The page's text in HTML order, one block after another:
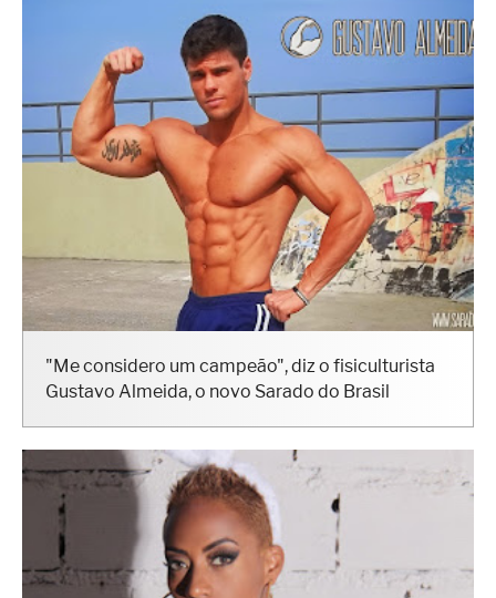
"Me considero um campeão", diz o fisiculturista
Gustavo Almeida, o novo Sarado do Brasil